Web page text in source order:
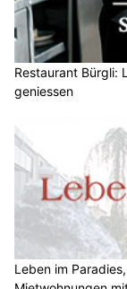
Restaurant Bürgli:
geniessen
Leben im